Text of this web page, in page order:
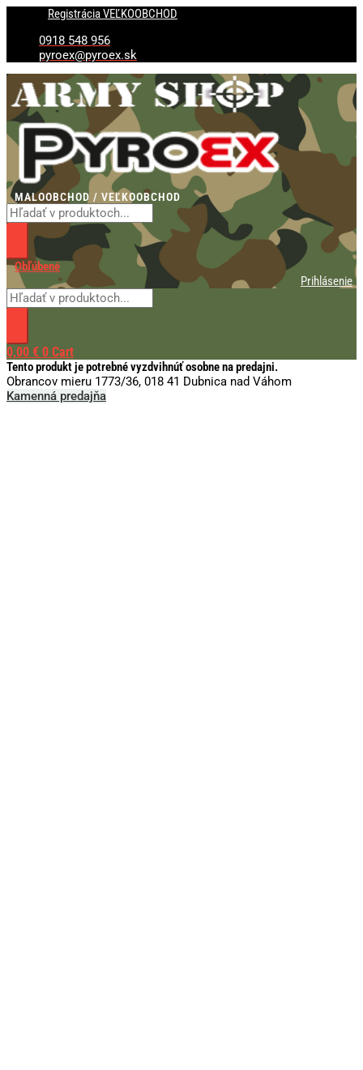
PreskočiťRegistrácia VEĽKOOBCHOD
0918 548 956
pyroex@pyroex.sk
MALOOBCHOD / VEĽKOOBCHOD
Products
Obľúbené
Prihlásenie
Products
0,00 € 0 Cart
Tento produkt je potrebné vyzdvihnúť osobne na predajni.
Obrancov mieru 1773/36, 018 41 Dubnica nad Váhom
Kamenná predajňa